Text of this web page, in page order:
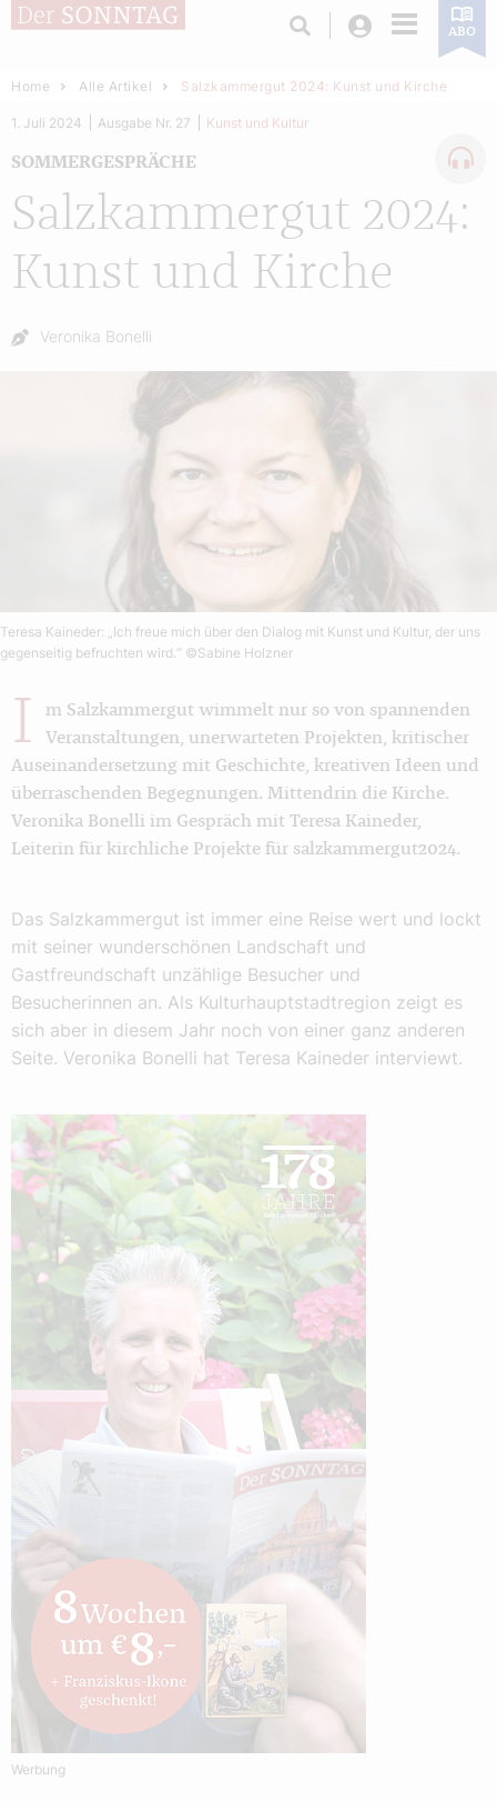
Login ABO
Home Alle Artikel Salzkammergut 2024: Kunst und Kirche
Salzkammergut 2024:
Kunst und Kirche
SOMMERGESPRÄCHE
1. Juli 2024 Ausgabe Nr. 27 Kunst und Kultur
Autor:
Veronika Bonelli
Teresa Kaineder: „Ich freue mich über den Dialog mit Kunst und Kultur, der uns
gegenseitig befruchten wird.“ ©Sabine Holzner
I
m Salzkammergut wimmelt nur so von spannenden
Veranstaltungen, unerwarteten Projekten, kritischer
Auseinandersetzung mit Geschichte, kreativen Ideen und
überraschenden Begegnungen. Mittendrin die Kirche.
Veronika Bonelli im Gespräch mit Teresa Kaineder,
Leiterin für kirchliche Projekte für salzkammergut2024.
Das Salzkammergut ist immer eine Reise wert und lockt
mit seiner wunderschönen Landschaft und
Gastfreundschaft unzählige Besucher und
Besucherinnen an. Als Kulturhauptstadtregion zeigt es
sich aber in diesem Jahr noch von einer ganz anderen
Seite. Veronika Bonelli hat Teresa Kaineder interviewt.
Werbung